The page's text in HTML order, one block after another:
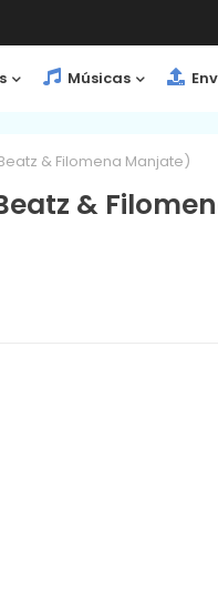
Músicas
& Filomena Manjate)
&